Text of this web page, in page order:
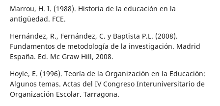
Marrou, H. I. (1988). Historia de la educación en la
antigüedad. FCE.
Hernández, R., Fernández, C. y Baptista P.L. (2008).
Fundamentos de metodología de la investigación. Madrid
España. Ed. Mc Graw Hill, 2008.
Hoyle, E. (1996). Teoría de la Organización en la Educación:
Algunos temas. Actas del IV Congreso Interuniversitario de
Organización Escolar. Tarragona.